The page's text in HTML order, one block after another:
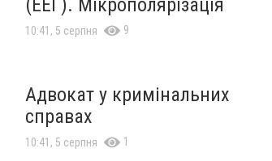
10:41, 5 серпня 9
Адвокат у кримінальних
справах
10:41, 5 серпня 1